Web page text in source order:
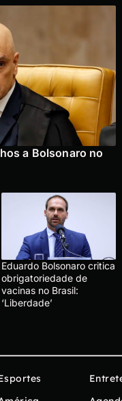
a Bolsonaro no
Eduardo Bolsonaro critica
obrigatoriedade de
vacinas no Brasil:
‘Liberdade’